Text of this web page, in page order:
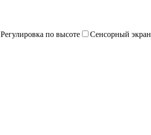
Регулировка по высоте Сенсорный экран